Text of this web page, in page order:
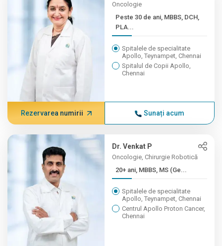
Oncologie
Peste 30 de ani, MBBS, DCH,
PLA...
Spitalele de specialitate
Apollo, Teynampet, Chennai
Spitalul de Copii Apollo,
Chennai
Rezervarea numirii Sunați acum
Dr. Venkat P
Oncologie, Chirurgie Robotică
20+ ani, MBBS, MS (Ge...
Spitalele de specialitate
Apollo, Teynampet, Chennai
Centrul Apollo Proton Cancer,
Chennai